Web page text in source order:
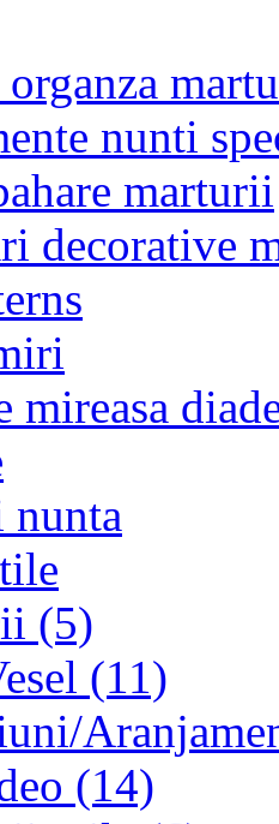
organza
nunti
marturii
decorative
mireasa
(5)
(11)
(14)